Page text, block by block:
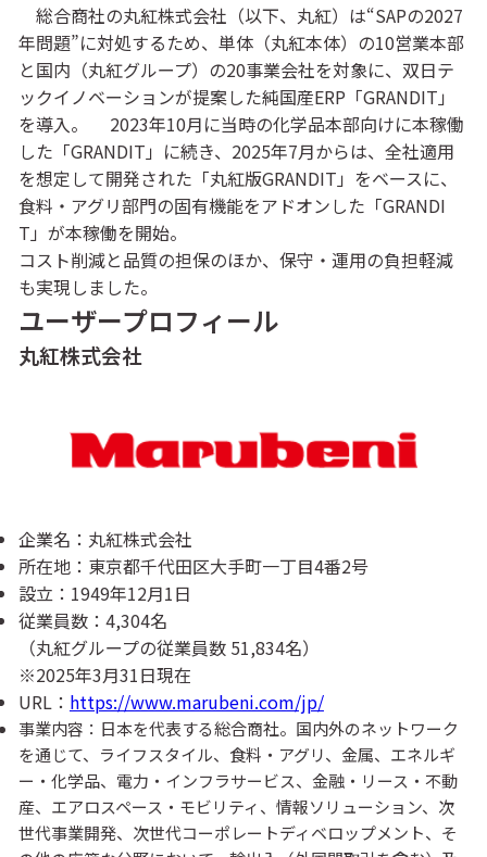
総合商社の丸紅株式会社（以下、丸紅）は“SAPの2027
年問題”に対処するため、単体（丸紅本体）の10営業本部
と国内（丸紅グループ）の20事業会社を対象に、双日テ
ックイノベーションが提案した純国産ERP「GRANDIT」
を導入。 2023年10月に当時の化学品本部向けに本稼働
した「GRANDIT」に続き、2025年7月からは、全社適用
を想定して開発された「丸紅版GRANDIT」をベースに、
食料・アグリ部門の固有機能をアドオンした「GRANDI
T」が本稼働を開始。
コスト削減と品質の担保のほか、保守・運用の負担軽減
も実現しました。
ユーザープロフィール
丸紅株式会社
企業名：丸紅株式会社
所在地：東京都千代田区大手町一丁目4番2号
設立：1949年12月1日
従業員数：4,304名
（丸紅グループの従業員数 51,834名）
※2025年3月31日現在
URL： https://www.marubeni.com/jp/
事業内容：日本を代表する総合商社。国内外のネットワーク
を通じて、ライフスタイル、食料・アグリ、金属、エネルギ
ー・化学品、電力・インフラサービス、金融・リース・不動
産、エアロスペース・モビリティ、情報ソリューション、次
世代事業開発、次世代コーポレートディベロップメント、そ